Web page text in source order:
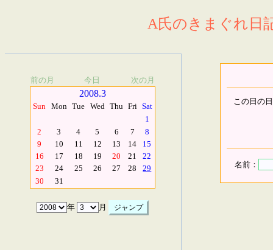
A氏のきまぐれ日
前の月 今日 次の月
2008.3
Sun Mon Tue Wed Thu Fri Sat
1
2
3 4 5 6 7
8
9
10 11 12 13 14
15
16
17 18 19 20 21
22
23
24 25 26 27 28
29
30
31
年 月
この日の
名前：